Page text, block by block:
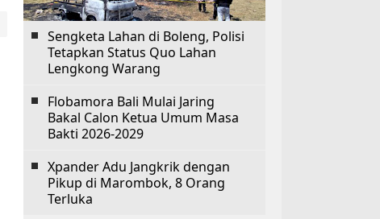
Sengketa Lahan di Boleng, Polisi
Tetapkan Status Quo Lahan
Lengkong Warang
Flobamora Bali Mulai Jaring
Bakal Calon Ketua Umum Masa
Bakti 2026-2029
Xpander Adu Jangkrik dengan
Pikup di Marombok, 8 Orang
Terluka